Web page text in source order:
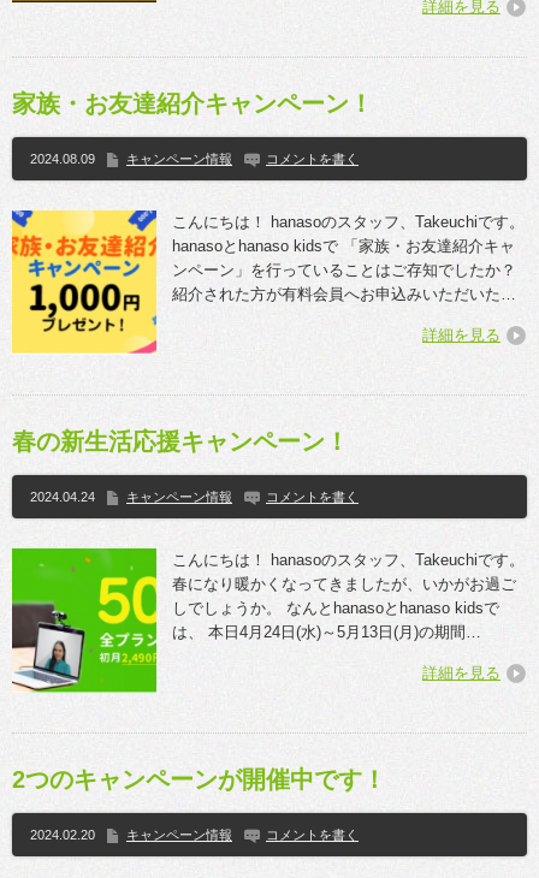
詳細を見る
家族・お友達紹介キャンペーン！
2024.08.09 キャンペーン情報 コメントを書く
こんにちは！ hanasoのスタッフ、Takeuchiです。
hanasoとhanaso kidsで 「家族・お友達紹介キャ
ンペーン」を行っていることはご存知でしたか？
紹介された方が有料会員へお申込みいただいた…
詳細を見る
春の新生活応援キャンペーン！
2024.04.24 キャンペーン情報 コメントを書く
こんにちは！ hanasoのスタッフ、Takeuchiです。
春になり暖かくなってきましたが、いかがお過ご
しでしょうか。 なんとhanasoとhanaso kidsで
は、 本日4月24日(水)～5月13日(月)の期間…
詳細を見る
2つのキャンペーンが開催中です！
2024.02.20 キャンペーン情報 コメントを書く